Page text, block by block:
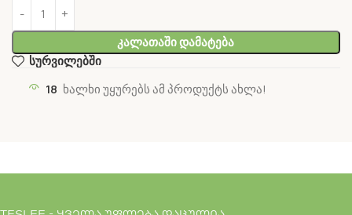
Კალათაში Დამატება
სურვილებში
18 ხალხი უყურებს ამ პროდუქტს ახლა!